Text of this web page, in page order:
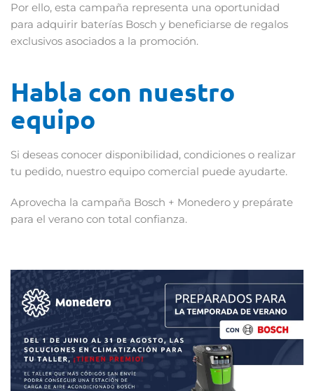
Por ello, esta campaña representa una oportunidad
para adquirir baterías Bosch y beneficiarse de regalos
exclusivos asociados a la promoción.
Habla con nuestro
equipo
Si deseas conocer disponibilidad, condiciones o realizar
tu pedido, nuestro equipo comercial puede ayudarte.
Aprovecha la campaña Bosch + Monedero y prepárate
para el verano con total confianza.